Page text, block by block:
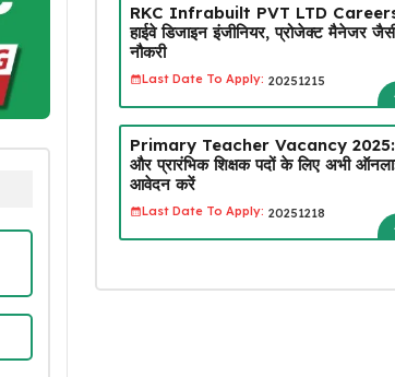
RKC Infrabuilt PVT LTD
हाईवे डिजाइन इंजीनियर, प्रोजेक्ट मैनेजर
नौकरी
Last Date To Apply: 20251215
Primary Teacher Vacancy 2025:
और प्रारंभिक शिक्षक पदों के लिए अभी
आवेदन करें
Last Date To Apply: 20251218